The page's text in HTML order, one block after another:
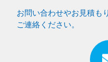
お問い合わせやお見積も
ご連絡ください。